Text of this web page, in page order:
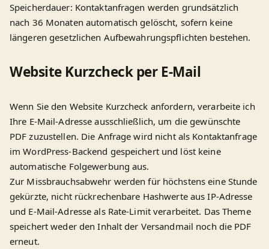
Speicherdauer: Kontaktanfragen werden grundsätzlich
nach 36 Monaten automatisch gelöscht, sofern keine
längeren gesetzlichen Aufbewahrungspflichten bestehen.
Website Kurzcheck per E-Mail
Wenn Sie den Website Kurzcheck anfordern, verarbeite ich
Ihre E-Mail-Adresse ausschließlich, um die gewünschte
PDF zuzustellen. Die Anfrage wird nicht als Kontaktanfrage
im WordPress-Backend gespeichert und löst keine
automatische Folgewerbung aus.
Zur Missbrauchsabwehr werden für höchstens eine Stunde
gekürzte, nicht rückrechenbare Hashwerte aus IP-Adresse
und E-Mail-Adresse als Rate-Limit verarbeitet. Das Theme
speichert weder den Inhalt der Versandmail noch die PDF
erneut.